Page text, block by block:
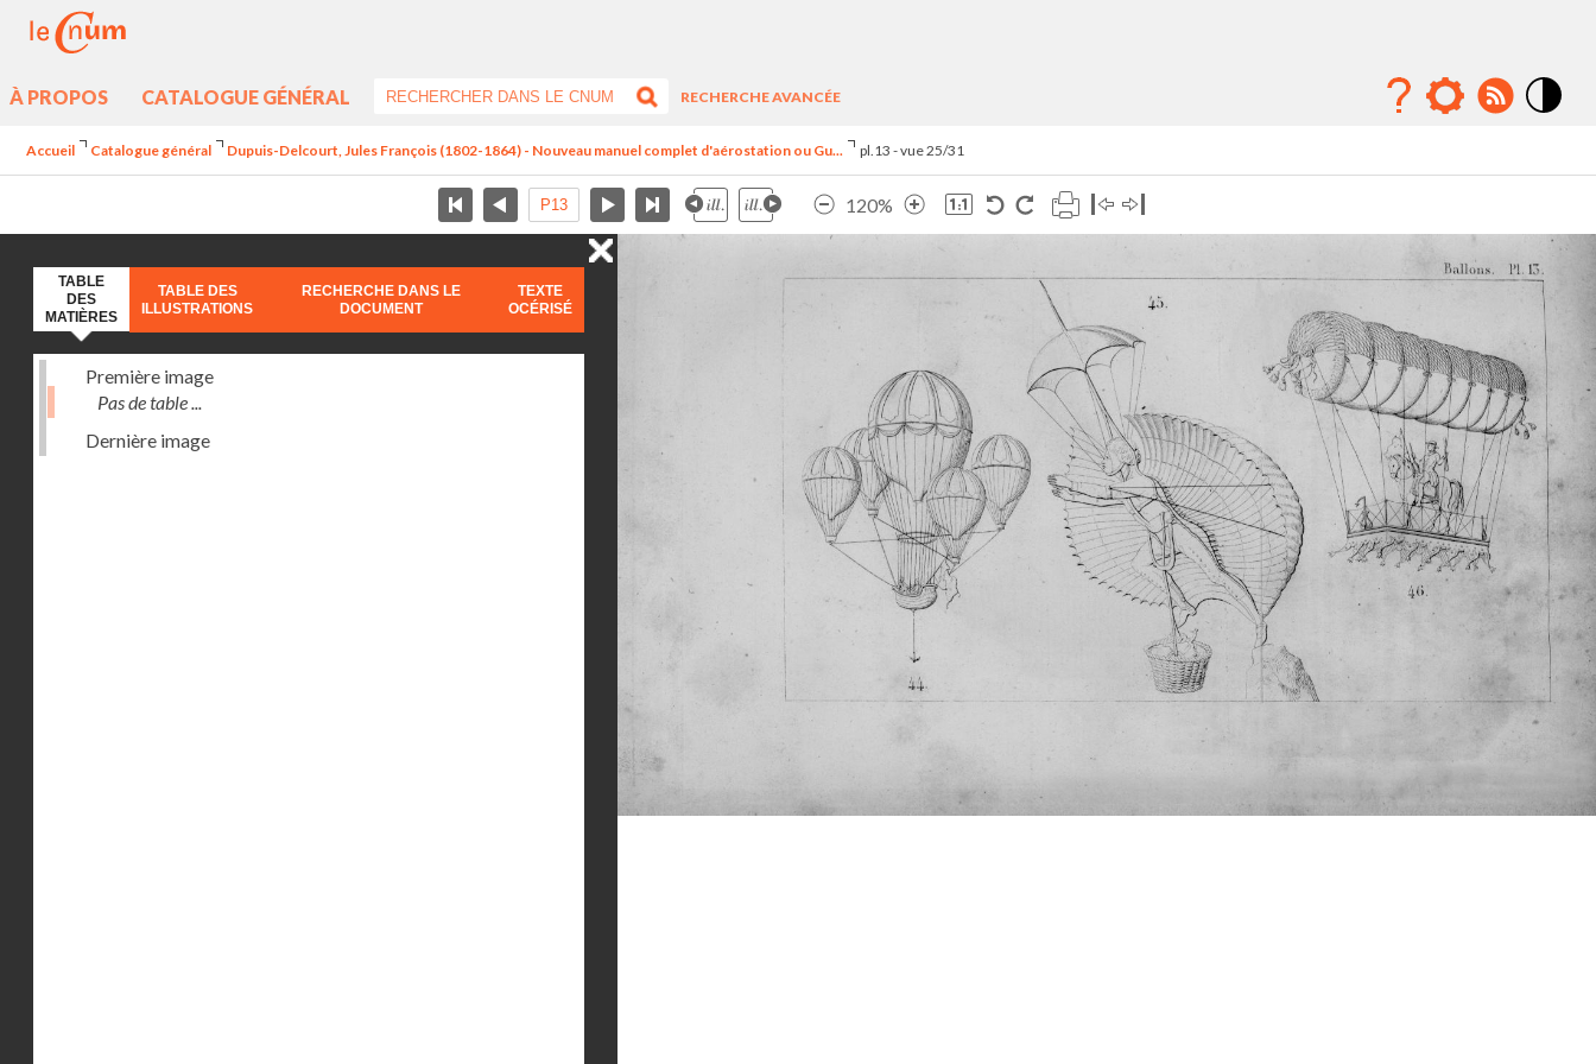
À PROPOS CATALOGUE GÉNÉRAL
RECHERCHE AVANCÉE
Accueil Catalogue général Dupuis-Delcourt, Jules François (1802-1864) - Nouveau manuel complet d'aérostation ou Gu... pl.13 - vue 25/31
120%
TABLE
DES
MATIÈRES
TABLE DES
ILLUSTRATIONS
RECHERCHE DANS LE
DOCUMENT
TEXTE
OCÉRISÉ
Première image
Pas de table ...
Dernière image